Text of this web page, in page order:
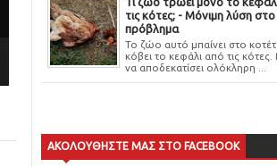
τις κότες; - Μόνιμη λύση στο
πρόβλημα
Το ζώο αυτό μπαίνει στο
κόβει το κεφάλι από τις
να αποδεκατίσει ολόκληρη ...
ΑΚΟΛΟΥΘΗΣΤΕ ΜΑΣ ΣΤΟ FACEBOOK